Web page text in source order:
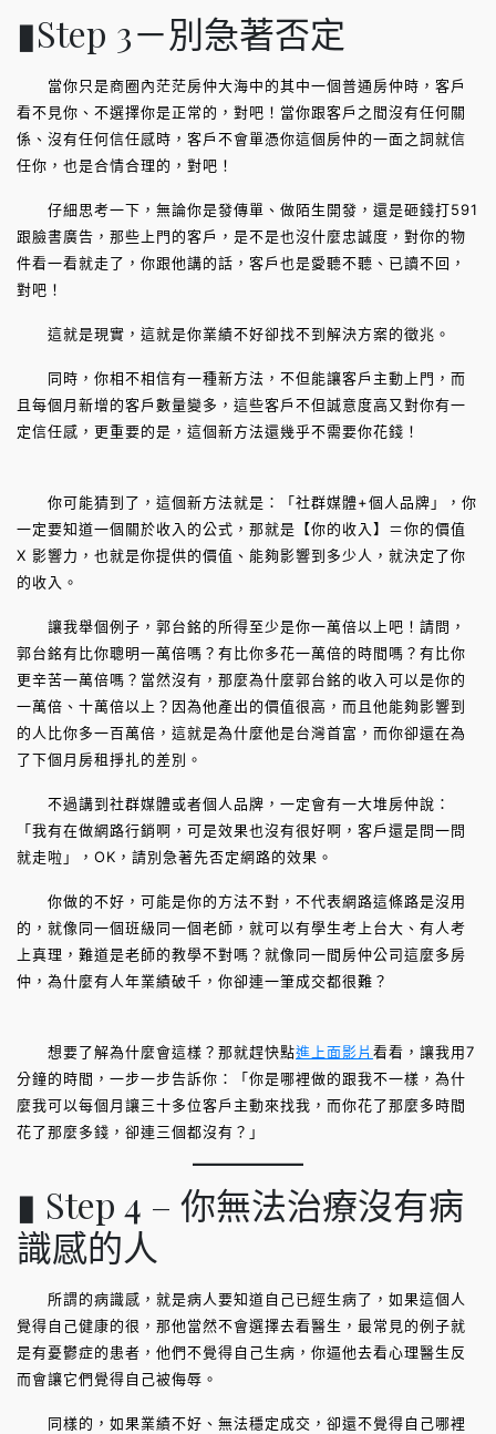
▮Step 3－別急著否定
當你只是商圈內茫茫房仲大海中的其中一個普通房仲時，客戶
看不見你、不選擇你是正常的，對吧！當你跟客戶之間沒有任何關
係、沒有任何信任感時，客戶不會單憑你這個房仲的一面之詞就信
任你，也是合情合理的，對吧！
仔細思考一下，無論你是發傳單、做陌生開發，還是砸錢打591
跟臉書廣告，那些上門的客戶，是不是也沒什麼忠誠度，對你的物
件看一看就走了，你跟他講的話，客戶也是愛聽不聽、已讀不回，
對吧！
這就是現實，這就是你業績不好卻找不到解決方案的徵兆。
同時，你相不相信有一種新方法，不但能讓客戶主動上門，而
且每個月新增的客戶數量變多，這些客戶不但誠意度高又對你有一
定信任感，更重要的是，這個新方法還幾乎不需要你花錢！
你可能猜到了，這個新方法就是：「社群媒體+個人品牌」，你
一定要知道一個關於收入的公式，那就是【你的收入】＝你的價值
X 影響力，也就是你提供的價值、能夠影響到多少人，就決定了你
的收入。
讓我舉個例子，郭台銘的所得至少是你一萬倍以上吧！請問，
郭台銘有比你聰明一萬倍嗎？有比你多花一萬倍的時間嗎？有比你
更辛苦一萬倍嗎？當然沒有，那麼為什麼郭台銘的收入可以是你的
一萬倍、十萬倍以上？因為他產出的價值很高，而且他能夠影響到
的人比你多一百萬倍，這就是為什麼他是台灣首富，而你卻還在為
了下個月房租掙扎的差別。
不過講到社群媒體或者個人品牌，一定會有一大堆房仲說：
「我有在做網路行銷啊，可是效果也沒有很好啊，客戶還是問一問
就走啦」，OK，請別急著先否定網路的效果。
你做的不好，可能是你的方法不對，不代表網路這條路是沒用
的，就像同一個班級同一個老師，就可以有學生考上台大、有人考
上真理，難道是老師的教學不對嗎？就像同一間房仲公司這麼多房
仲，為什麼有人年業績破千，你卻連一筆成交都很難？
想要了解為什麼會這樣？那就趕快點進上面影片 看看，讓我用7
分鐘的時間，一步一步告訴你：「你是哪裡做的跟我不一樣，為什
麼我可以每個月讓三十多位客戶主動來找我，而你花了那麼多時間
花了那麼多錢，卻連三個都沒有？」
▮ Step 4 – 你無法治療沒有病
識感的人
所謂的病識感，就是病人要知道自己已經生病了，如果這個人
覺得自己健康的很，那他當然不會選擇去看醫生，最常見的例子就
是有憂鬱症的患者，他們不覺得自己生病，你逼他去看心理醫生反
而會讓它們覺得自己被侮辱。
同樣的，如果業績不好、無法穩定成交，卻還不覺得自己哪裡